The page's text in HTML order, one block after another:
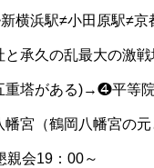
横浜駅≠小田原駅≠
と承久の乱最大の激
重塔がある)→❹平等
幡宮（鶴岡八幡宮の
会19：00～